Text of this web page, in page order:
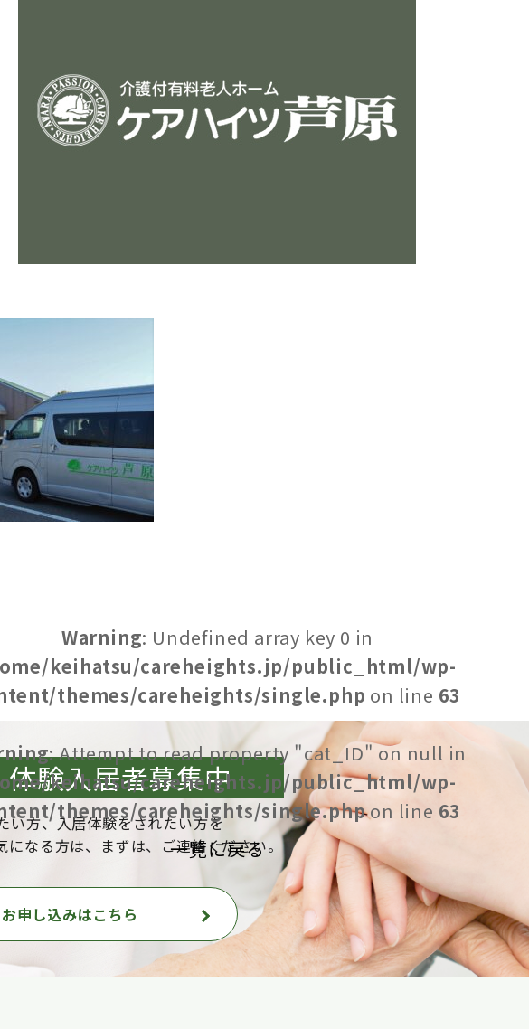
Warning: Undefined array key 0 in
keihatsu/careheights.jp/public_html/wp-
themes/careheights/single.php on line 63
: Attempt to read property "cat_ID" on null in
keihatsu/careheights.jp/public_html/wp-
themes/careheights/single.phpon line 63
一覧に戻る
体験入居者募集中
い方、入居体験をされたい方を
になる方は、まずは、ご連絡ください。
お申し込みはこちら